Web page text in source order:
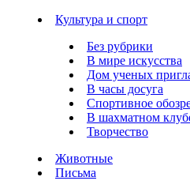
Культура и спорт
Без рубрики
В мире искусства
Дом ученых
В часы досуга
Спортивное
В шахматном
Творчество
Животные
Письма